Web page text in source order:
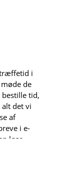
i
de
bestille tid,
det vi
af
i e-
løse